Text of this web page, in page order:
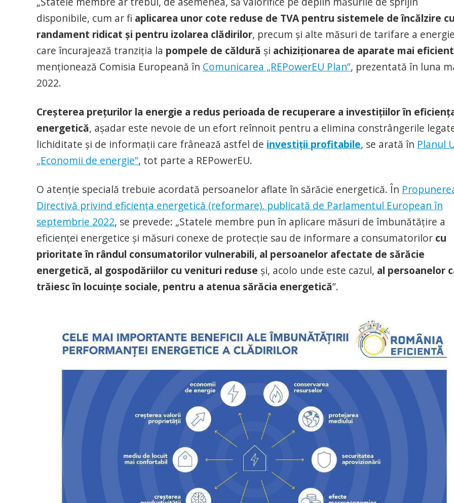
disponibile, cum ar fi aplicarea unor cote reduse de TVA pentru sistemele de încălzire cu
randament ridicat și pentru izolarea clădirilor, precum și alte măsuri de tarifare a
care încurajează tranziția la pompele de căldură și achiziționarea de aparate mai
menționează Comisia Europeană în Comunicarea „REPowerEU Plan”, prezentată în luna
2022.
Creșterea prețurilor la energie a redus perioada de recuperare a investițiilor în
energetică, așadar este nevoie de un efort reînnoit pentru a elimina constrângerile
lichiditate și de informații care frânează astfel de investiții profitabile, se arată în Planul
„Economii de energie”, tot parte a REPowerEU.
O atenție specială trebuie acordată persoanelor aflate în sărăcie energetică. În
Directivă privind eficiența energetică (reformare), publicată de Parlamentul European în
septembrie 2022, se prevede: „Statele membre pun în aplicare măsuri de îmbunătățire a
eficienței energetice și măsuri conexe de protecție sau de informare a consumatorilor cu
prioritate în rândul consumatorilor vulnerabili, al persoanelor afectate de sărăcie
energetică, al gospodăriilor cu venituri reduse și, acolo unde este cazul, al persoanelor
trăiesc în locuințe sociale, pentru a atenua sărăcia energetică”.